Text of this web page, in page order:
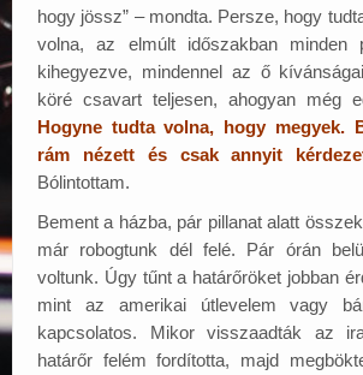
hogy jössz” – mondta. Persze, hogy
volna, az elmúlt időszakban minden
kihegyezve, mindennel az ő
köré csavart teljesen, ahogyan még
Hogyne tudta volna, hogy megyek.
rám nézett és csak annyit
Bólintottam.
Bement a házba, pár pillanat alatt
már robogtunk dél felé. Pár órán
voltunk. Úgy tűnt a határőröket jobban
mint az amerikai útlevelem vagy
kapcsolatos. Mikor visszaadták az
határőr felém fordította, majd